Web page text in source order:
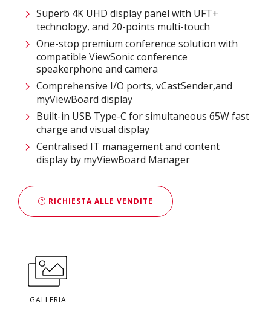
Superb 4K UHD display panel with UFT+
technology, and 20-points multi-touch
One-stop premium conference solution with
compatible ViewSonic conference
speakerphone and camera
Comprehensive I/O ports, vCastSender,and
myViewBoard display
Built-in USB Type-C for simultaneous 65W fast
charge and visual display
Centralised IT management and content
display by myViewBoard Manager
RICHIESTA ALLE VENDITE
GALLERIA